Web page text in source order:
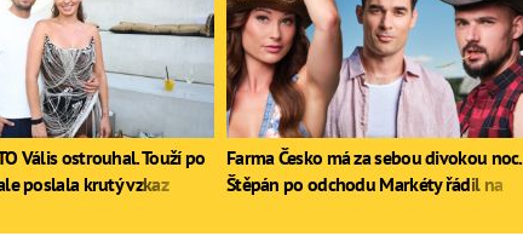
Vális ostrouhal. Touží po
poslala krutý vzkaz
Farma Česko má za sebou divokou noc.
Štěpán po odchodu Markéty řádil na